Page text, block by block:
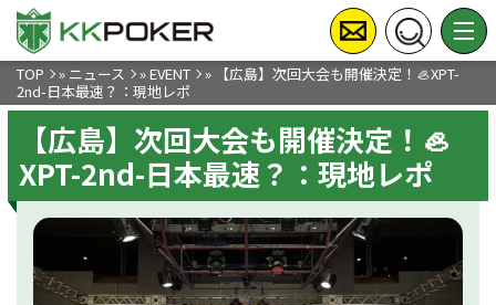
TOP » ニュース »EVENT » 【広島】次回大会も開催決定！🦪XPT-
2nd-日本最速？：現地レポ
【広島】次回大会も開催決定！🦪
XPT-2nd-日本最速？：現地レポ